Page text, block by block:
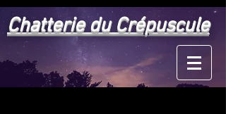
Chatterie du Crépuscule